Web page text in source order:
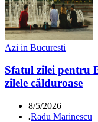
Azi in Bucuresti
Sfatul zilei pentru
zilele călduroase
8/5/2026
.Radu Marinescu